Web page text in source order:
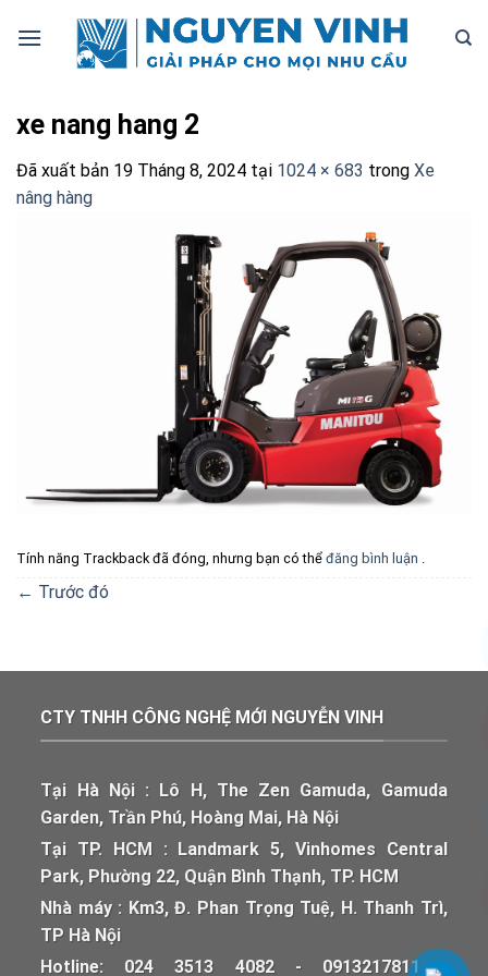
qua
xe nang hang 2
Đã xuất bản 19 Tháng 8, 2024 tại 1024 × 683 trong Xe
nâng hàng
Tính năng Trackback đã đóng, nhưng bạn có thể đăng bình luận
← Trước đó
CTY TNHH CÔNG NGHỆ MỚI NGUYỄN VINH
Tại Hà Nội : Lô H, The Zen Gamuda, Gamuda
Garden, Trần Phú, Hoàng Mai, Hà Nội
Tại TP. HCM : Landmark 5, Vinhomes Central
Park, Phường 22, Quận Bình Thạnh, TP. HCM
Nhà máy : Km3, Đ. Phan Trọng Tuệ, H. Thanh Trì,
TP Hà Nội
Hotline: 024 3513 4082 - 0913217811 -